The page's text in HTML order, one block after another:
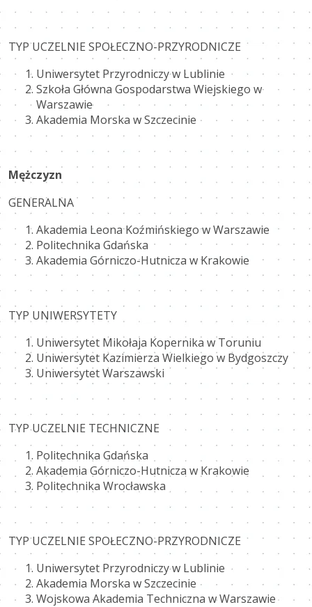
TYP UCZELNIE SPOŁECZNO-PRZYRODNICZE
Uniwersytet Przyrodniczy w Lublinie
Szkoła Główna Gospodarstwa Wiejskiego w
Warszawie
Akademia Morska w Szczecinie
Mężczyzn
GENERALNA
Akademia Leona Koźmińskiego w Warszawie
Politechnika Gdańska
Akademia Górniczo-Hutnicza w Krakowie
TYP UNIWERSYTETY
Uniwersytet Mikołaja Kopernika w Toruniu
Uniwersytet Kazimierza Wielkiego w Bydgoszczy
Uniwersytet Warszawski
TYP UCZELNIE TECHNICZNE
Politechnika Gdańska
Akademia Górniczo-Hutnicza w Krakowie
Politechnika Wrocławska
TYP UCZELNIE SPOŁECZNO-PRZYRODNICZE
Uniwersytet Przyrodniczy w Lublinie
Akademia Morska w Szczecinie
Wojskowa Akademia Techniczna w Warszawie